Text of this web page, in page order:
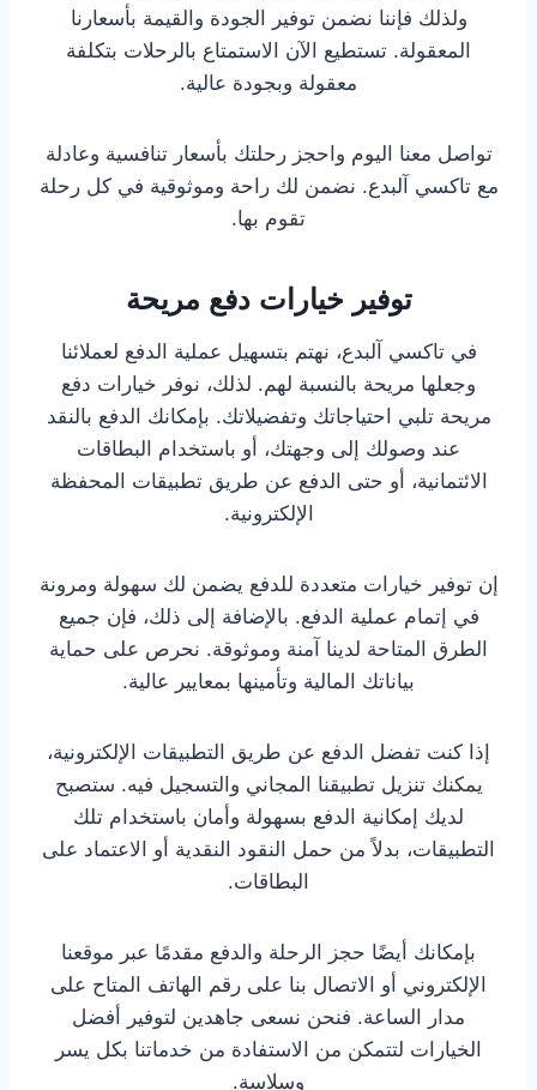
ولذلك فإننا نضمن توفير الجودة والقيمة بأسعارنا
المعقولة. تستطيع الآن الاستمتاع بالرحلات بتكلفة
معقولة وبجودة عالية.
تواصل معنا اليوم واحجز رحلتك بأسعار تنافسية وعادلة
مع تاكسي آلبدع. نضمن لك راحة وموثوقية في كل رحلة
تقوم بها.
توفير خيارات دفع مريحة
في تاكسي آلبدع، نهتم بتسهيل عملية الدفع لعملائنا
وجعلها مريحة بالنسبة لهم. لذلك، نوفر خيارات دفع
مريحة تلبي احتياجاتك وتفضيلاتك. بإمكانك الدفع بالنقد
عند وصولك إلى وجهتك، أو باستخدام البطاقات
الائتمانية، أو حتى الدفع عن طريق تطبيقات المحفظة
الإلكترونية.
إن توفير خيارات متعددة للدفع يضمن لك سهولة ومرونة
في إتمام عملية الدفع. بالإضافة إلى ذلك، فإن جميع
الطرق المتاحة لدينا آمنة وموثوقة. نحرص على حماية
بياناتك المالية وتأمينها بمعايير عالية.
إذا كنت تفضل الدفع عن طريق التطبيقات الإلكترونية،
يمكنك تنزيل تطبيقنا المجاني والتسجيل فيه. ستصبح
لديك إمكانية الدفع بسهولة وأمان باستخدام تلك
التطبيقات، بدلاً من حمل النقود النقدية أو الاعتماد على
البطاقات.
بإمكانك أيضًا حجز الرحلة والدفع مقدمًا عبر موقعنا
الإلكتروني أو الاتصال بنا على رقم الهاتف المتاح على
مدار الساعة. فنحن نسعى جاهدين لتوفير أفضل
الخيارات لتتمكن من الاستفادة من خدماتنا بكل يسر
وسلاسة.